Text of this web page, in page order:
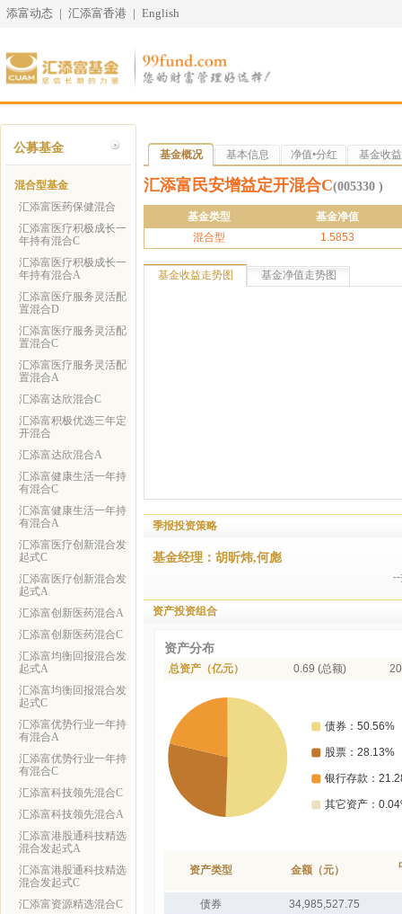
添富动态 | 汇添富香港 | English
公募基金
混合型基金
汇添富医药保健混合
汇添富医疗积极成长一
年持有混合C
汇添富医疗积极成长一
年持有混合A
汇添富医疗服务灵活配
置混合D
汇添富医疗服务灵活配
置混合C
汇添富医疗服务灵活配
置混合A
汇添富达欣混合C
汇添富积极优选三年定
开混合
汇添富达欣混合A
汇添富健康生活一年持
有混合C
汇添富健康生活一年持
有混合A
汇添富医疗创新混合发
起式C
汇添富医疗创新混合发
起式A
汇添富创新医药混合A
汇添富创新医药混合C
汇添富均衡回报混合发
起式A
汇添富均衡回报混合发
起式C
汇添富优势行业一年持
有混合A
汇添富优势行业一年持
有混合C
汇添富科技领先混合C
汇添富科技领先混合A
汇添富港股通科技精选
混合发起式A
汇添富港股通科技精选
混合发起式C
汇添富资源精选混合C
基金概况 基本信息 净值•分红 基金收益
汇添富民安增益定开混合C(005330 )
基金类型
基金净值
混合型
1.5853
基金收益走势图 基金净值走势图
季报投资策略
基金经理：胡昕炜,何彪
--
资产投资组合
资产分布
总资产（亿元） 0.69 (总额)
资产类型 金额（元）
债券 34,985,527.75